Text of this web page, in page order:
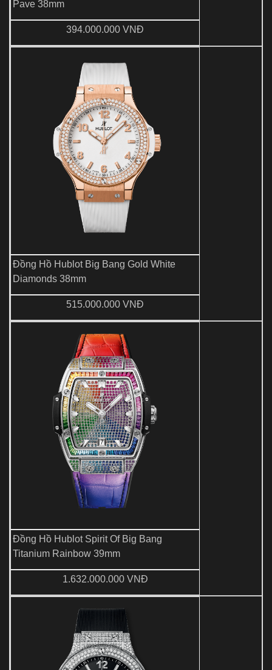
Pave 38mm
394.000.000 VNĐ
Đồng Hồ Hublot Big Bang Gold White
Diamonds 38mm
515.000.000 VNĐ
Đồng Hồ Hublot Spirit Of Big Bang
Titanium Rainbow 39mm
1.632.000.000 VNĐ